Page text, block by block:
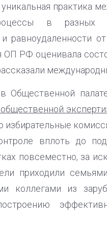
практика
в разных
и равноудаленности
РФ оценивала
Общественной
избирательные
вплоть до
повсеместно, за
приходили
коллегами из